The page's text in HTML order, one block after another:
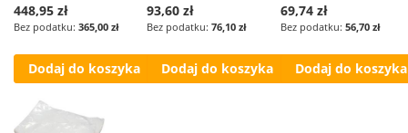
448,95 zł
365,00 zł
Dodaj do koszyka
93,60 zł
76,10 zł
Dodaj do koszyka
69,74 zł
56,70 zł
Dodaj do koszyka